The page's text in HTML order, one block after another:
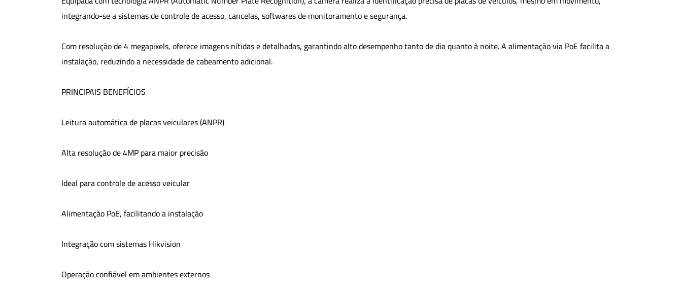
integrando-se a sistemas de controle de acesso, cancelas, softwares de monitoramento e segurança.
Com resolução de 4 megapixels, oferece imagens nítidas e detalhadas, garantindo alto desempenho tanto de dia quanto à noite. A alimentação via PoE facilita a
instalação, reduzindo a necessidade de cabeamento adicional.
PRINCIPAIS BENEFÍCIOS
Leitura automática de placas veiculares (ANPR)
Alta resolução de 4MP para maior precisão
Ideal para controle de acesso veicular
Alimentação PoE, facilitando a instalação
Integração com sistemas Hikvision
Operação confiável em ambientes externos